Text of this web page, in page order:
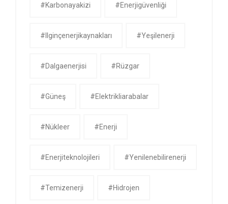
#karbonayakizi #enerjigüvenliği
#ilginçenerjikaynakları #yeşilenerji
#dalgaenerjisi #rüzgar
#güneş #Elektrikliarabalar
#nükleer #Enerji
#enerjiteknolojileri #yenilenebilirenerji
#temizenerji #Hidrojen